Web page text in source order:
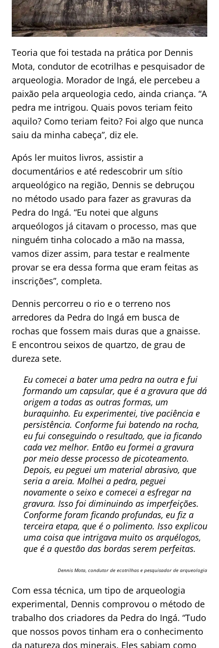
Teoria que foi testada na prática por Dennis
Mota, condutor de ecotrilhas e pesquisador de
arqueologia. Morador de Ingá, ele percebeu a
paixão pela arqueologia cedo, ainda criança. “A
pedra me intrigou. Quais povos teriam feito
aquilo? Como teriam feito? Foi algo que nunca
saiu da minha cabeça”, diz ele.
Após ler muitos livros, assistir a
documentários e até redescobrir um sítio
arqueológico na região, Dennis se debruçou
no método usado para fazer as gravuras da
Pedra do Ingá. “Eu notei que alguns
arqueólogos já citavam o processo, mas que
ninguém tinha colocado a mão na massa,
vamos dizer assim, para testar e realmente
provar se era dessa forma que eram feitas as
inscrições”, completa.
Dennis percorreu o rio e o terreno nos
arredores da Pedra do Ingá em busca de
rochas que fossem mais duras que a gnaisse.
E encontrou seixos de quartzo, de grau de
dureza sete.
Eu comecei a bater uma pedra na outra e fui
formando um capsular, que é a gravura que dá
origem a todas as outras formas, um
buraquinho. Eu experimentei, tive paciência e
persistência. Conforme fui batendo na rocha,
eu fui conseguindo o resultado, que ia ficando
cada vez melhor. Então eu formei a gravura
por meio desse processo de picoteamento.
Depois, eu peguei um material abrasivo, que
seria a areia. Molhei a pedra, peguei
novamente o seixo e comecei a esfregar na
gravura. Isso foi diminuindo as imperfeições.
Conforme foram ficando profundas, eu fiz a
terceira etapa, que é o polimento. Isso explicou
uma coisa que intrigava muito os arquélogos,
que é a questão das bordas serem perfeitas.
Dennis Mota, condutor de ecotrilhas e pesquisador de arqueologia
Com essa técnica, um tipo de arqueologia
experimental, Dennis comprovou o método de
trabalho dos criadores da Pedra do Ingá. “Tudo
que nossos povos tinham era o conhecimento
da natureza dos minerais. Eles sabiam como